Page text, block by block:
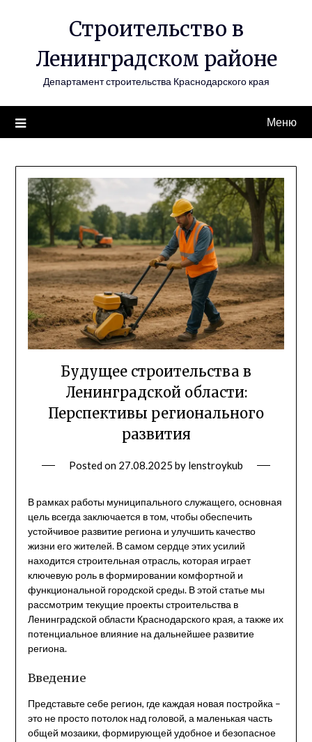
Строительство в
Ленинградском районе
Департамент строительства Краснодарского края
Меню
Будущее строительства в
Ленинградской области:
Перспективы регионального
развития
Posted on 27.08.2025 by lenstroykub
В рамках работы муниципального служащего, основная
цель всегда заключается в том, чтобы обеспечить
устойчивое развитие региона и улучшить качество
жизни его жителей. В самом сердце этих усилий
находится строительная отрасль, которая играет
ключевую роль в формировании комфортной и
функциональной городской среды. В этой статье мы
рассмотрим текущие проекты строительства в
Ленинградской области Краснодарского края, а также их
потенциальное влияние на дальнейшее развитие
региона.
Введение
Представьте себе регион, где каждая новая постройка –
это не просто потолок над головой, а маленькая часть
общей мозаики, формирующей удобное и безопасное